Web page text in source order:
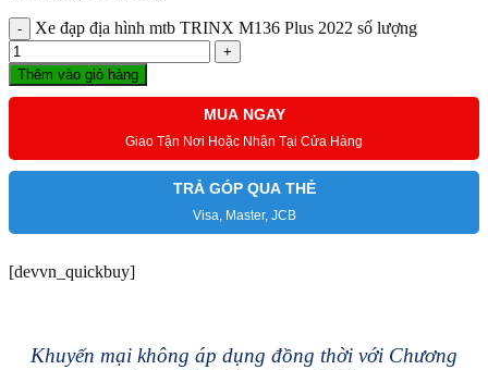
Xe đạp địa hình mtb TRINX M136 Plus 2022 số lượng
Thêm vào giỏ hàng
MUA NGAY
Giao Tận Nơi Hoặc Nhận Tại Cửa Hàng
TRẢ GÓP QUA THẺ
Visa, Master, JCB
[devvn_quickbuy]
Khuyến mại không áp dụng đồng thời với Chương